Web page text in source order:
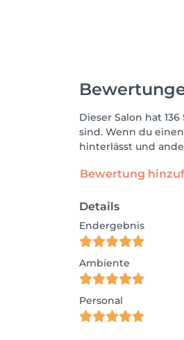
Dieser Salon hat
sind. Wenn du
hinterlässt und
Bewertung
Details
Endergebnis
Ambiente
Personal